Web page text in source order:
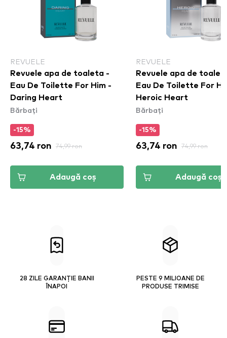
REVUELE
Revuele apa de toaleta -
Eau De Toilette For Him -
Daring Heart
Bărbați
-15%
63,74 ron 74,99 ron
Adaugă coș
REVUELE
Revuele apa de
Eau De Toilette For
Heroic Heart
Bărbați
-15%
63,74 ron 74,99 ron
Adaugă coș
28 ZILE GARANȚIE BANII
ÎNAPOI
PESTE 9 MILIOANE DE
PRODUSE TRIMISE